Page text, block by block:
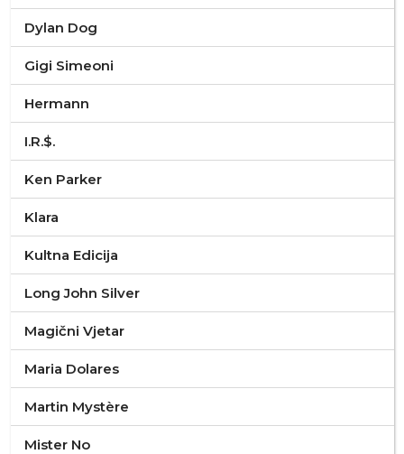
Dylan Dog
Gigi Simeoni
Hermann
I.R.$.
Ken Parker
Klara
Kultna Edicija
Long John Silver
Magični Vjetar
Maria Dolares
Martin Mystère
Mister No